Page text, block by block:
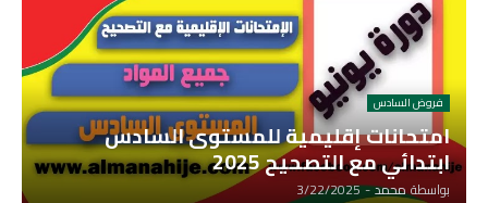
فروض السادس
امتحانات إقليمية للمستوى السادس
ابتدائي مع التصحيح 2025
بواسطةمحمد-
3/22/2025